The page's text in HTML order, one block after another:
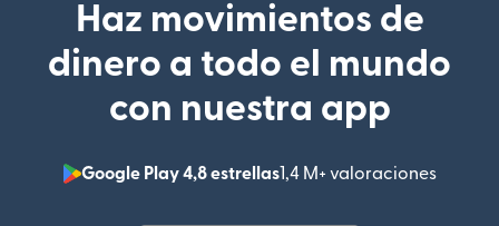
Haz movimientos de
dinero a todo el mundo
con nuestra app
Google Play 4,8 estrellas1,4 M+ valoraciones
(se